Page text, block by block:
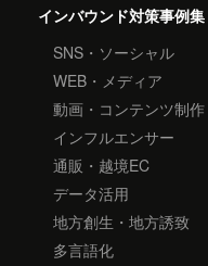
インバウンド対策事例集
SNS・ソーシャル
WEB・メディア
動画・コンテンツ制作
インフルエンサー
通販・越境EC
データ活用
地方創生・地方誘致
多言語化